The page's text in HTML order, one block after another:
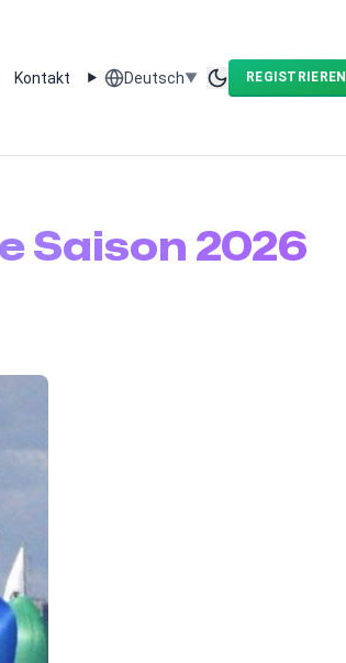
Kontakt Deutsch▼
Toggle theme
REGISTRIEREN
Saison 2026